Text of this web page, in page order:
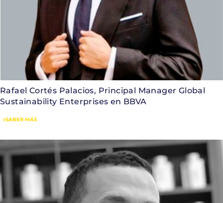
Rafael Cortés Palacios, Principal Manager Global
Sustainability Enterprises en BBVA
SABER MÁS